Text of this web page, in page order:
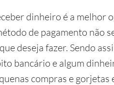
dinheiro é a melhor
de pagamento não
deseja fazer. Sendo
bancário e algum
compras e gorjetas